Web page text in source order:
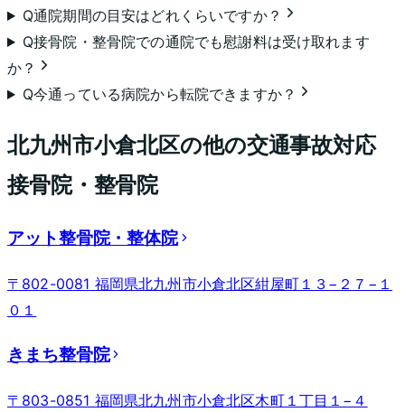
Q通院期間の目安はどれくらいですか？
Q接骨院・整骨院での通院でも慰謝料は受け取れます
か？
Q今通っている病院から転院できますか？
北九州市小倉北区の他の交通事故対応
接骨院・整骨院
アット整骨院・整体院
〒802-0081 福岡県北九州市小倉北区紺屋町１３−２７−１
０１
きまち整骨院
〒803-0851 福岡県北九州市小倉北区木町１丁目１−４